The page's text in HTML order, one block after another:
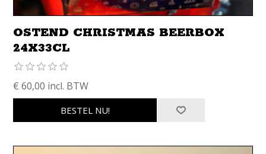
OSTEND CHRISTMAS BEERBOX
24X33CL
€ 60,00 incl. BTW